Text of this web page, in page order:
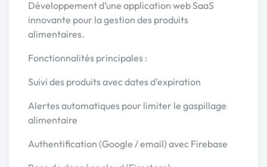
Développement d’une application web SaaS
innovante pour la gestion des produits
alimentaires.
Fonctionnalités principales :
Suivi des produits avec dates d’expiration
Alertes automatiques pour limiter le gaspillage
alimentaire
Authentification (Google / email) avec Firebase